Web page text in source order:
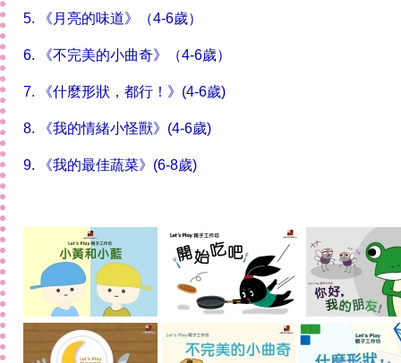
5. 《月亮的味道》（4-6歲）
6. 《不完美的小曲奇》（4-6歲）
7. 《什麼形狀，都行！》(4-6歲)
8. 《我的情緒小怪獸》(4-6歲)
9. 《我的最佳蔬菜》(6-8歲)